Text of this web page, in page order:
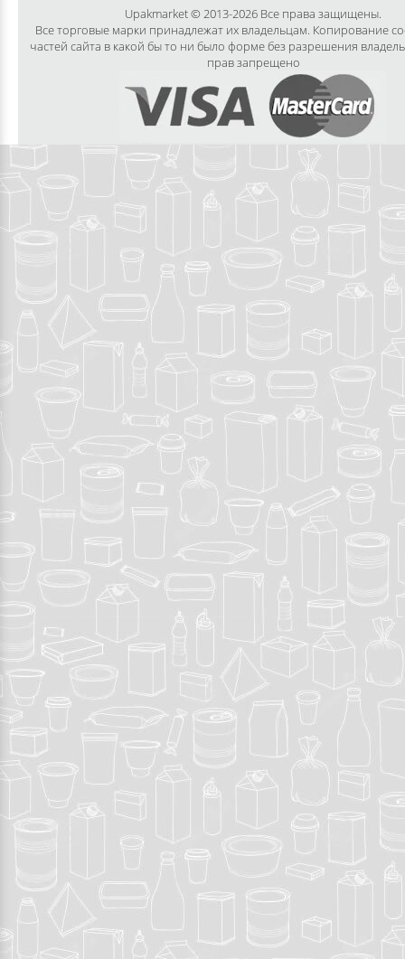
Upakmarket © 2013-2026 Все права защищены.
Все торговые марки принадлежат их владельцам. Копирование
частей сайта в какой бы то ни было форме без разрешения
прав запрещено